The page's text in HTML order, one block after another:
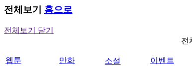
전체보기 홈으로
전체보기 닫기
전
웹툰
만화
소설
이벤트